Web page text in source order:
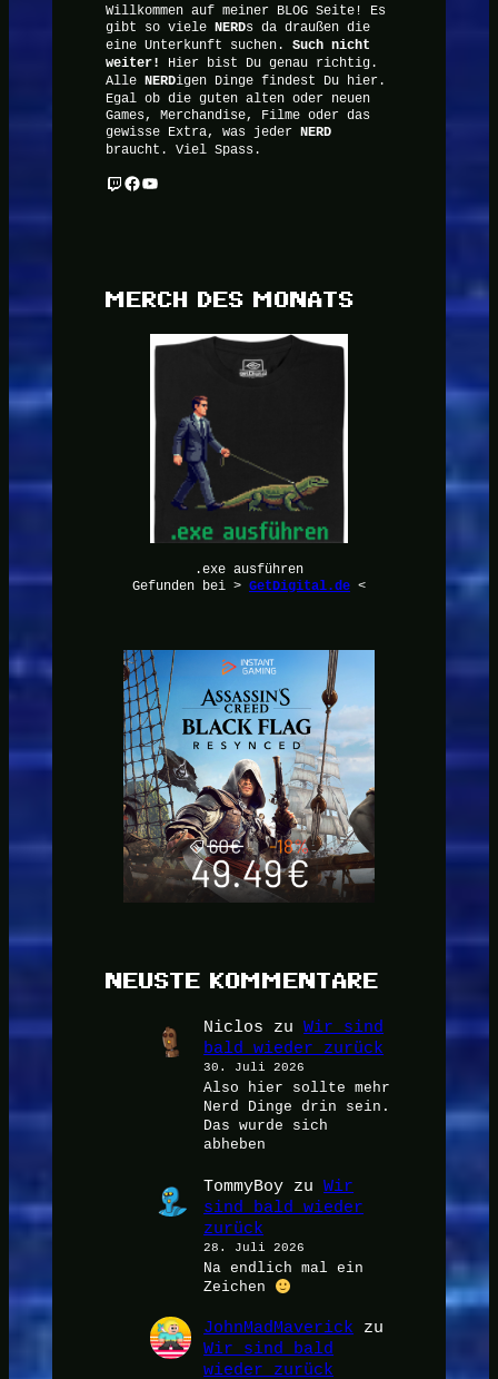
Willkommen auf meiner BLOG Seite! Es
gibt so viele NERDs da draußen die
eine Unterkunft suchen. Such nicht
weiter!
Hier bist Du genau richtig.
Alle NERDigen Dinge findest Du hier.
Egal ob die guten alten oder neuen
Games, Merchandise, Filme oder das
gewisse Extra, was jeder NERD
braucht. Viel Spass.
Twitch Facebook YouTube
MERCH DES MONATS
.exe ausführen
Gefunden bei > GetDigital.de <
NEUSTE KOMMENTARE
Niclos zuWir sind
bald wieder zurück
30. Juli 2026
Also hier sollte mehr
Nerd Dinge drin sein.
Das wurde sich
abheben
TommyBoy zuWir
sind bald wieder
zurück
28. Juli 2026
Na endlich mal ein
Zeichen
JohnMadMaverick zu
Wir sind bald
wieder zurück